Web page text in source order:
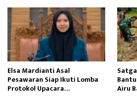
Elsa Mardianti Asal
Pesawaran Siap Ikuti Lomba
Protokol Upacara Airu